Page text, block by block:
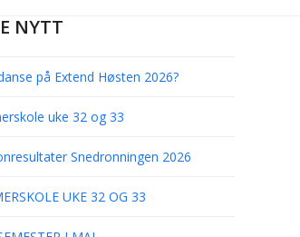
NYTT
på Extend Høsten 2026?
uke 32 og 33
Snedronningen 2026
UKE 32 OG 33